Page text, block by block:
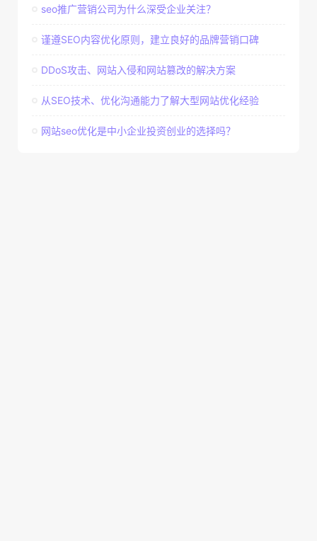
seo推广营销公司为什么深受企业关注？
谨遵SEO内容优化原则，建立良好的品牌营销口碑
DDoS攻击、网站入侵和网站篡改的解决方案
从SEO技术、优化沟通能力了解大型网站优化经验
网站seo优化是中小企业投资创业的选择吗？